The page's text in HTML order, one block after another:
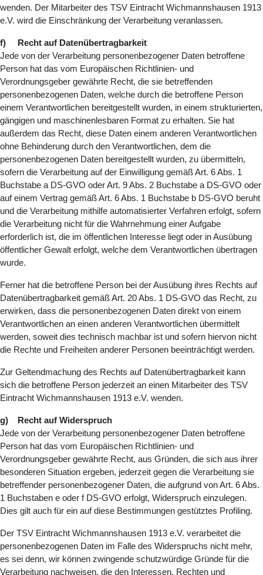
wenden. Der Mitarbeiter des TSV Eintracht Wichmannshausen 1913
e.V. wird die Einschränkung der Verarbeitung veranlassen.
f) Recht auf Datenübertragbarkeit
Jede von der Verarbeitung personenbezogener Daten betroffene
Person hat das vom Europäischen Richtlinien- und
Verordnungsgeber gewährte Recht, die sie betreffenden
personenbezogenen Daten, welche durch die betroffene Person
einem Verantwortlichen bereitgestellt wurden, in einem strukturierten,
gängigen und maschinenlesbaren Format zu erhalten. Sie hat
außerdem das Recht, diese Daten einem anderen Verantwortlichen
ohne Behinderung durch den Verantwortlichen, dem die
personenbezogenen Daten bereitgestellt wurden, zu übermitteln,
sofern die Verarbeitung auf der Einwilligung gemäß Art. 6 Abs. 1
Buchstabe a DS-GVO oder Art. 9 Abs. 2 Buchstabe a DS-GVO oder
auf einem Vertrag gemäß Art. 6 Abs. 1 Buchstabe b DS-GVO beruht
und die Verarbeitung mithilfe automatisierter Verfahren erfolgt, sofern
die Verarbeitung nicht für die Wahrnehmung einer Aufgabe
erforderlich ist, die im öffentlichen Interesse liegt oder in Ausübung
öffentlicher Gewalt erfolgt, welche dem Verantwortlichen übertragen
wurde.
Ferner hat die betroffene Person bei der Ausübung ihres Rechts auf
Datenübertragbarkeit gemäß Art. 20 Abs. 1 DS-GVO das Recht, zu
erwirken, dass die personenbezogenen Daten direkt von einem
Verantwortlichen an einen anderen Verantwortlichen übermittelt
werden, soweit dies technisch machbar ist und sofern hiervon nicht
die Rechte und Freiheiten anderer Personen beeinträchtigt werden.
Zur Geltendmachung des Rechts auf Datenübertragbarkeit kann
sich die betroffene Person jederzeit an einen Mitarbeiter des TSV
Eintracht Wichmannshausen 1913 e.V. wenden.
g) Recht auf Widerspruch
Jede von der Verarbeitung personenbezogener Daten betroffene
Person hat das vom Europäischen Richtlinien- und
Verordnungsgeber gewährte Recht, aus Gründen, die sich aus ihrer
besonderen Situation ergeben, jederzeit gegen die Verarbeitung sie
betreffender personenbezogener Daten, die aufgrund von Art. 6 Abs.
1 Buchstaben e oder f DS-GVO erfolgt, Widerspruch einzulegen.
Dies gilt auch für ein auf diese Bestimmungen gestütztes Profiling.
Der TSV Eintracht Wichmannshausen 1913 e.V. verarbeitet die
personenbezogenen Daten im Falle des Widerspruchs nicht mehr,
es sei denn, wir können zwingende schutzwürdige Gründe für die
Verarbeitung nachweisen, die den Interessen, Rechten und